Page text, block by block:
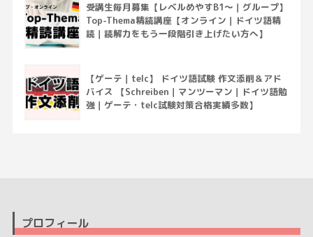
受講生毎月募集【レベルめやすB1～｜グループ】
Top-Thema精読講座【オンライン｜ドイツ語精
読｜読解力をもう一段階引き上げたい方へ】
【ゲーテ｜telc】 ドイツ語試験 作文添削＆アド
バイス 【Schreiben｜マンツーマン｜ドイツ語勉
強｜ゲーテ・telc試験対策合格実績多数】
プロフィール